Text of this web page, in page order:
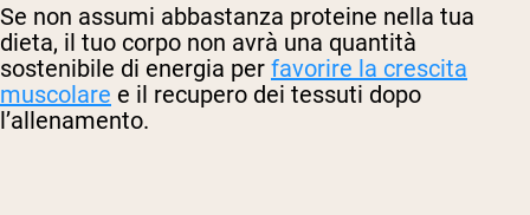
Se non assumi abbastanza proteine nella tua
dieta, il tuo corpo non avrà una quantità
sostenibile di energia per favorire la crescita
muscolare e il recupero dei tessuti dopo
l’allenamento.